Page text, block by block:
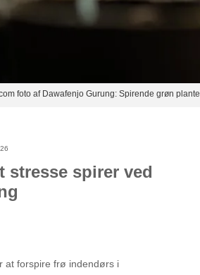
foto af Dawafenjo Gurung: Spirende grøn plante
stresse spirer ved
at forspire frø indendørs i